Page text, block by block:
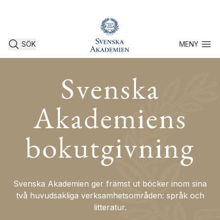
SÖK MENYÖppna
Svenska
Akademiens
bokutgivning
Svenska Akademien ger främst ut böcker inom sina
två huvudsakliga verksamhetsområden: språk och
litteratur.